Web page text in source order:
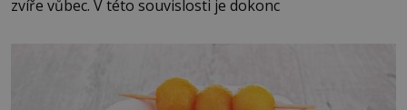
zvíře vůbec. V této souvislosti je dokonc